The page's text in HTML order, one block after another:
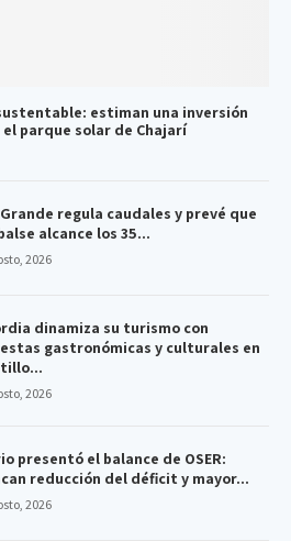
estiman una inversión
parque solar de Chajarí
regula caudales y prevé que
alcance los 35...
2026
dinamiza su turismo con
gastronómicas y culturales en
2026
presentó el balance de OSER:
reducción del déficit y mayor...
2026